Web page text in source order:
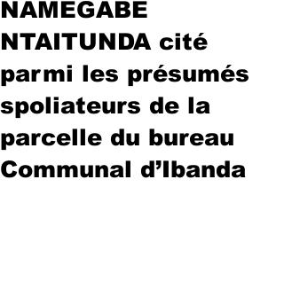
NAMEGABE
NTAITUNDA cité
parmi les présumés
spoliateurs de la
parcelle du bureau
Communal d’Ibanda